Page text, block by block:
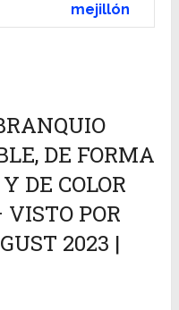
mejillón
DE FORMA
DE COLOR
POR
2023 |